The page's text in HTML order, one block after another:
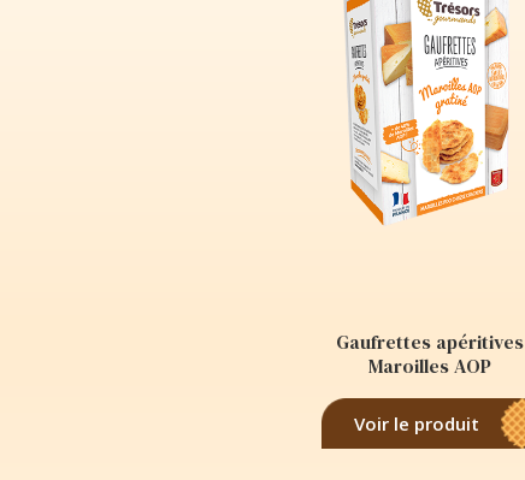
Gaufrettes apéritives
Maroilles AOP
Voir le produit